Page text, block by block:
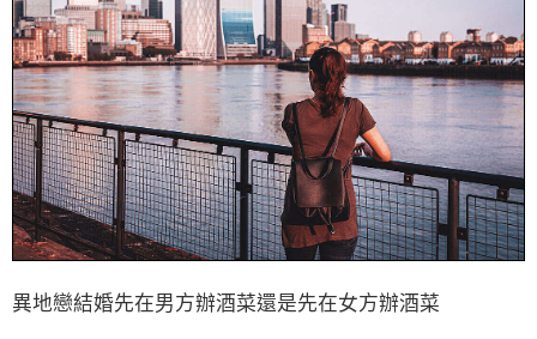
異地戀結婚先在男方辦酒菜還是先在女方辦酒菜